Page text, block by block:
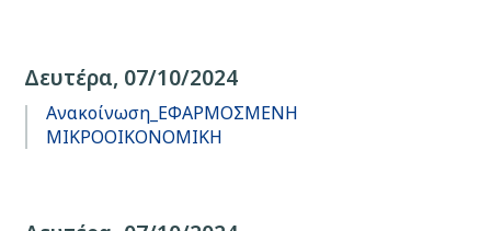
Δευτέρα, 07/10/2024
Ανακοίνωση_ΕΦΑΡΜΟΣΜΕΝΗ
ΜΙΚΡΟΟΙΚΟΝΟΜΙΚΗ